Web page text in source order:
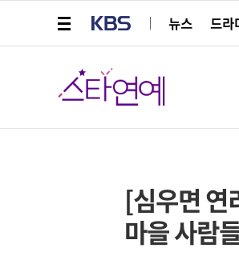
뉴스
드라
스타연예
[심우면 연
마을 사람
페이스북
트위터
네이버
URL복사
글씨 작게보기
글씨 크게보기